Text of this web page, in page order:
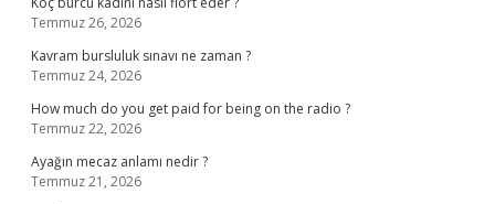
Temmuz 26, 2026
Kavram bursluluk sınavı ne zaman ?
Temmuz 24, 2026
How much do you get paid for being on the radio ?
Temmuz 22, 2026
Ayağın mecaz anlamı nedir ?
Temmuz 21, 2026